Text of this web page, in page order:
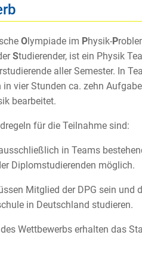
Olympiade im Physik-P
Studierender, ist ein Physik
aller Semester. In
in vier Stunden ca. zehn
bearbeitet.
für die Teilnahme sind:
in Teams
Diplomstudierenden möglich.
Mitglied der DPG sein und
in Deutschland studieren.
Wettbewerbs erhalten das